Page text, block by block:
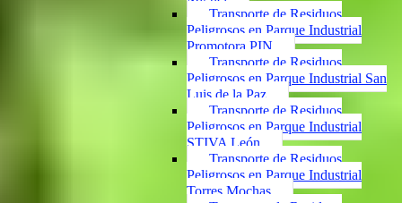
Transporte de Residuos
Peligrosos en Parque Industrial
Promotora PIN
Transporte de Residuos
Peligrosos en Parque Industrial San
Luis de la Paz
Transporte de Residuos
Peligrosos en Parque Industrial
STIVA León
Transporte de Residuos
Peligrosos en Parque Industrial
Torres Mochas